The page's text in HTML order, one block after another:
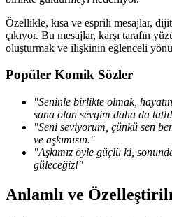
Özellikle, kısa ve esprili mesajlar,
çıkıyor. Bu mesajlar, karşı tarafın
oluşturmak ve ilişkinin eğlenceli
Popüler Komik Sözler
"Seninle birlikte olmak,
sana olan sevgim daha da
"Seni seviyorum, çünkü sen
ve aşkımısın."
"Aşkımız öyle güçlü ki,
güleceğiz!"
Anlamlı ve